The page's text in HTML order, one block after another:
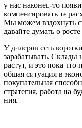
у нас наконец-то
компенсировать те
Мы можем вздохнуть
давайте думать о
У дилеров есть
зарабатывать.
растут, и это пока что
общая ситуация в
покупательная
стратегия, работа на
ния.